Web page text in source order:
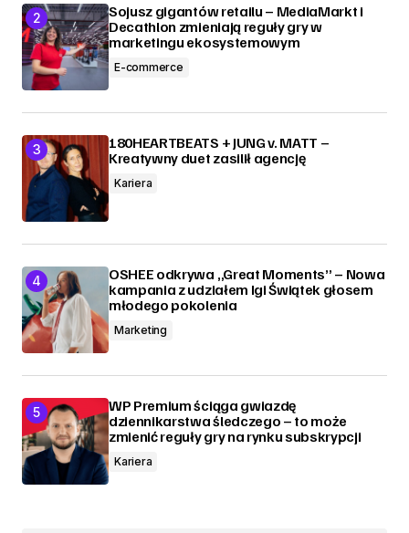
Sojusz gigantów retailu – MediaMarkt i
Decathlon zmieniają reguły gry w
marketingu ekosystemowym
E-commerce
180HEARTBEATS + JUNG v. MATT –
Kreatywny duet zasilił agencję
Kariera
OSHEE odkrywa „Great Moments” – Nowa
kampania z udziałem Igi Świątek głosem
młodego pokolenia
Marketing
WP Premium ściąga gwiazdę
dziennikarstwa śledczego – to może
zmienić reguły gry na rynku subskrypcji
Kariera